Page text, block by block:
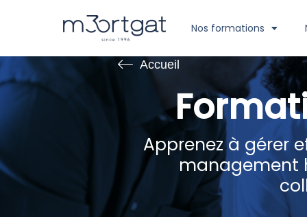
Nos formations
Accueil
Apprenez à gérer
management